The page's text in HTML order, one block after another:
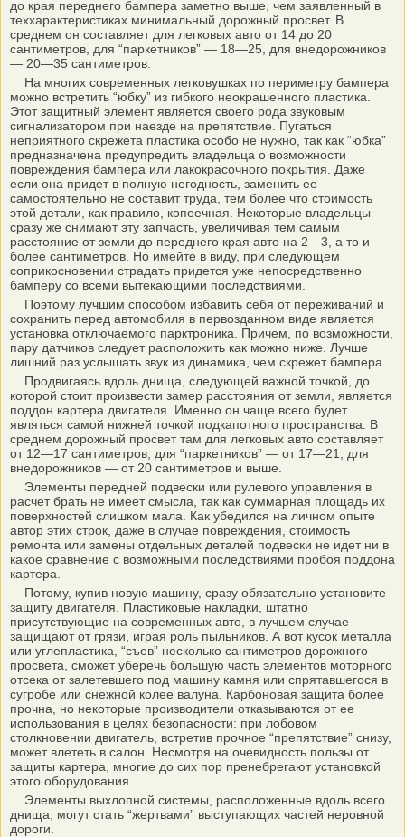
до края переднего бампера заметно выше, чем заявленный в
теххарактеристиках минимальный дорожный просвет. В
среднем он составляет для легковых авто от 14 до 20
сантиметров, для “паркетников” — 18—25, для внедорожников
— 20—35 сантиметров.
На многих современных легковушках по периметру бампера
можно встретить “юбку” из гибкого неокрашенного пластика.
Этот защитный элемент является своего рода звуковым
сигнализатором при наезде на препятствие. Пугаться
неприятного скрежета пластика особо не нужно, так как “юбка”
предназначена предупредить владельца о возможности
повреждения бампера или лакокрасочного покрытия. Даже
если она придет в полную негодность, заменить ее
самостоятельно не составит труда, тем более что стоимость
этой детали, как правило, копеечная. Некоторые владельцы
сразу же снимают эту запчасть, увеличивая тем самым
расстояние от земли до переднего края авто на 2—3, а то и
более сантиметров. Но имейте в виду, при следующем
соприкосновении страдать придется уже непосредственно
бамперу со всеми вытекающими последствиями.
Поэтому лучшим способом избавить себя от переживаний и
сохранить перед автомобиля в первозданном виде является
установка отключаемого парктроника. Причем, по возможности,
пару датчиков следует расположить как можно ниже. Лучше
лишний раз услышать звук из динамика, чем скрежет бампера.
Продвигаясь вдоль днища, следующей важной точкой, до
которой стоит произвести замер расстояния от земли, является
поддон картера двигателя. Именно он чаще всего будет
являться самой нижней точкой подкапотного пространства. В
среднем дорожный просвет там для легковых авто составляет
от 12—17 сантиметров, для “паркетников” — от 17—21, для
внедорожников — от 20 сантиметров и выше.
Элементы передней подвески или рулевого управления в
расчет брать не имеет смысла, так как суммарная площадь их
поверхностей слишком мала. Как убедился на личном опыте
автор этих строк, даже в случае повреждения, стоимость
ремонта или замены отдельных деталей подвески не идет ни в
какое сравнение с возможными последствиями пробоя поддона
картера.
Потому, купив новую машину, сразу обязательно установите
защиту двигателя. Пластиковые накладки, штатно
присутствующие на современных авто, в лучшем случае
защищают от грязи, играя роль пыльников. А вот кусок металла
или углепластика, “съев” несколько сантиметров дорожного
просвета, сможет уберечь большую часть элементов моторного
отсека от залетевшего под машину камня или спрятавшегося в
сугробе или снежной колее валуна. Карбоновая защита более
прочна, но некоторые производители отказываются от ее
использования в целях безопасности: при лобовом
столкновении двигатель, встретив прочное “препятствие” снизу,
может влететь в салон. Несмотря на очевидность пользы от
защиты картера, многие до сих пор пренебрегают установкой
этого оборудования.
Элементы выхлопной системы, расположенные вдоль всего
днища, могут стать “жертвами” выступающих частей неровной
дороги.